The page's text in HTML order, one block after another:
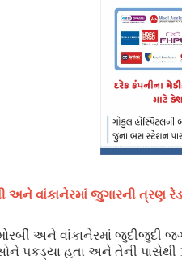
અને વાંકાનેરમાં જુગારની ત્રણ
અને વાંકાનેરમાં જુદીજુદી
પકડ્યા હતા અને તેની પાસેથી